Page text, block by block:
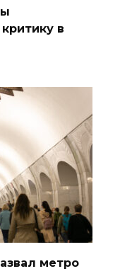
в
метро